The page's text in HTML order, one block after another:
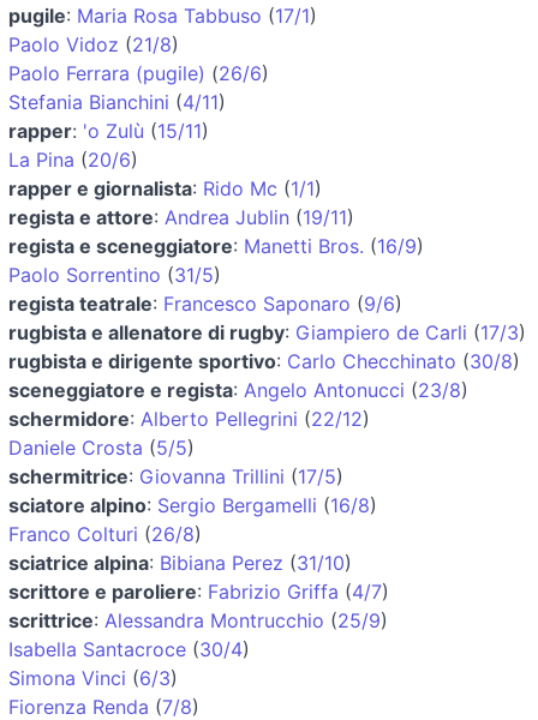
pugile: Maria Rosa Tabbuso (17/1)
Paolo Vidoz (21/8)
Paolo Ferrara (pugile) (26/6)
Stefania Bianchini (4/11)
rapper: 'o Zulù (15/11)
La Pina (20/6)
rapper e giornalista: Rido Mc (1/1)
regista e attore: Andrea Jublin (19/11)
regista e sceneggiatore: Manetti Bros. (16/9)
Paolo Sorrentino (31/5)
regista teatrale: Francesco Saponaro (9/6)
rugbista e allenatore di rugby: Giampiero de Carli (17/3)
rugbista e dirigente sportivo: Carlo Checchinato (30/8)
sceneggiatore e regista: Angelo Antonucci (23/8)
schermidore: Alberto Pellegrini (22/12)
Daniele Crosta (5/5)
schermitrice: Giovanna Trillini (17/5)
sciatore alpino: Sergio Bergamelli (16/8)
Franco Colturi (26/8)
sciatrice alpina: Bibiana Perez (31/10)
scrittore e paroliere: Fabrizio Griffa (4/7)
scrittrice: Alessandra Montrucchio (25/9)
Isabella Santacroce (30/4)
Simona Vinci (6/3)
Fiorenza Renda (7/8)